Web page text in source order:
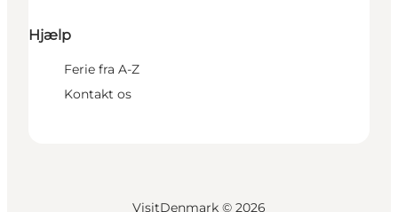
Hjælp
Ferie fra A-Z
Kontakt os
VisitDenmark © 2026